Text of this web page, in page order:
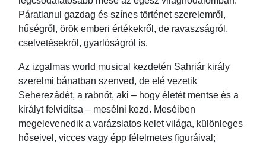
Páratlanul gazdag és színes történet szerelemről,
hűségről, örök emberi értékekről, de ravaszságról,
cselvetésekről, gyarlóságról is.
Az izgalmas world musical kezdetén Sahriár király
szerelmi bánatban szenved, de elé vezetik
Seherezádét, a rabnőt, aki – hogy életét mentse és a
királyt felvidítsa – mesélni kezd. Meséiben
megelevenedik a varázslatos kelet világa, különleges
hőseivel, vicces vagy épp félelmetes figuráival;